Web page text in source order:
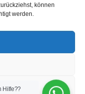
können
werden.
/
Hilfe??